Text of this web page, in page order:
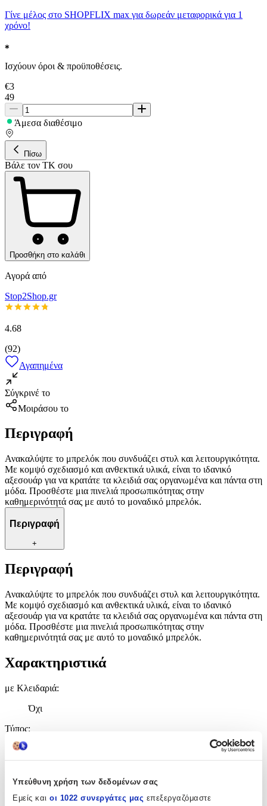
Υπεύθυνη χρήση των δεδομένων σας
Εμείς και οι 1022 συνεργάτες μας επεξεργαζόμαστε
Γίνε μέλος στο SHOPFLIX max για δωρεάν μεταφορικά για 1
χρόνο!
Ισχύουν όροι & προϋποθέσεις.
€3
49
Άμεσα διαθέσιμο
Πίσω
Βάλε τον ΤΚ σου
Προσθήκη στο καλάθι
Αγορά από
Stop2Shop.gr
4.68
(92)
Αγαπημένα
Σύγκρινέ το
Μοιράσου το
Περιγραφή
Ανακαλύψτε το μπρελόκ που συνδυάζει στυλ και λειτουργικότητα.
Με κομψό σχεδιασμό και ανθεκτικά υλικά, είναι το ιδανικό
αξεσουάρ για να κρατάτε τα κλειδιά σας οργανωμένα και πάντα στη
μόδα. Προσθέστε μια πινελιά προσωπικότητας στην
καθημερινότητά σας με αυτό το μοναδικό μπρελόκ.
Περιγραφή
+
Περιγραφή
Ανακαλύψτε το μπρελόκ που συνδυάζει στυλ και λειτουργικότητα.
Με κομψό σχεδιασμό και ανθεκτικά υλικά, είναι το ιδανικό
αξεσουάρ για να κρατάτε τα κλειδιά σας οργανωμένα και πάντα στη
μόδα. Προσθέστε μια πινελιά προσωπικότητας στην
καθημερινότητά σας με αυτό το μοναδικό μπρελόκ.
Χαρακτηριστικά
με Κλειδαριά:
Όχι
Τύπος:
Χρυσό